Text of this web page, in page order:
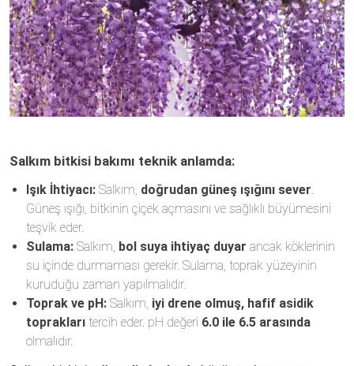
Salkım bitkisi bakımı teknik anlamda:
Işık İhtiyacı:Salkım, doğrudan güneş ışığını sever.
Güneş ışığı, bitkinin çiçek açmasını ve sağlıklı büyümesini
teşvik eder.
Sulama:Salkım, bol suya ihtiyaç duyar ancak köklerinin
su içinde durmaması gerekir. Sulama, toprak yüzeyinin
kuruduğu zaman yapılmalıdır.
Toprak ve pH:Salkım, iyi drene olmuş, hafif asidik
topraklarıtercih eder. pH değeri 6.0 ile 6.5 arasında
olmalıdır.